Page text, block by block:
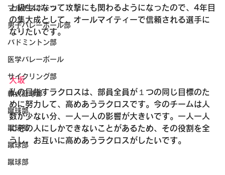
マルチスポーツ
男子バレーボール部
バドミントン部
医学バレーボール
サイクリング部
軟式庭球部
蹴球部
蹴球部
蹴球部
蹴球部
上級生になって攻撃にも関わるようになったので、4年目
の集大成として、オールマイティーで信頼される選手に
なりたいです。
大坂
私の目指すラクロスは、部員全員が１つの同じ目標のた
めに努力して、高めあうラクロスです。今のチームは人
数が少ない分、一人一人の影響が大きいです。一人一人
にその人にしかできないことがあるため、その役割を全
うし、お互いに高めあうラクロスがしたいです。